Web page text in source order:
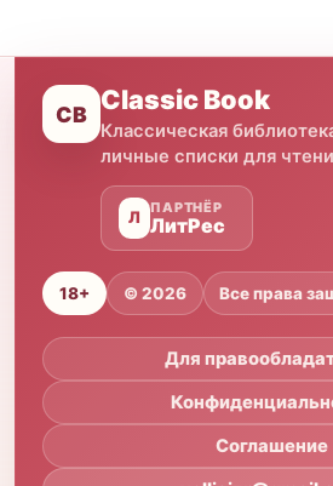
CB Classic Book
Классическая
личные списки для
Л
ПАРТНЁР
ЛитРес
18+ © 2026 Все права
Для
Соглашение